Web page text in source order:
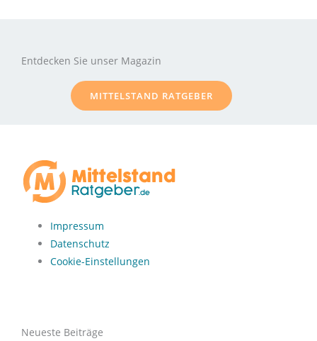
Entdecken Sie unser Magazin
MITTELSTAND RATGEBER
Impressum
Datenschutz
Cookie-Einstellungen
Neueste Beiträge